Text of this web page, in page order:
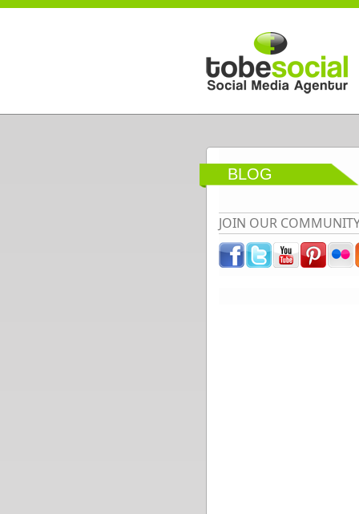
Direkt zum Inhalt
BLOG
JOIN OUR